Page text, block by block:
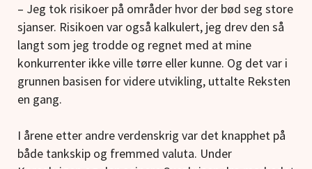
– Jeg tok risikoer på områder hvor der bød seg store
sjanser. Risikoen var også kalkulert, jeg drev den så
langt som jeg trodde og regnet med at mine
konkurrenter ikke ville tørre eller kunne. Og det var i
grunnen basisen for videre utvikling, uttalte Reksten
en gang.
I årene etter andre verdenskrig var det knapphet på
både tankskip og fremmed valuta. Under